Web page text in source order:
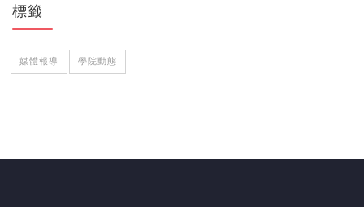
標籤
媒體報導 學院動態